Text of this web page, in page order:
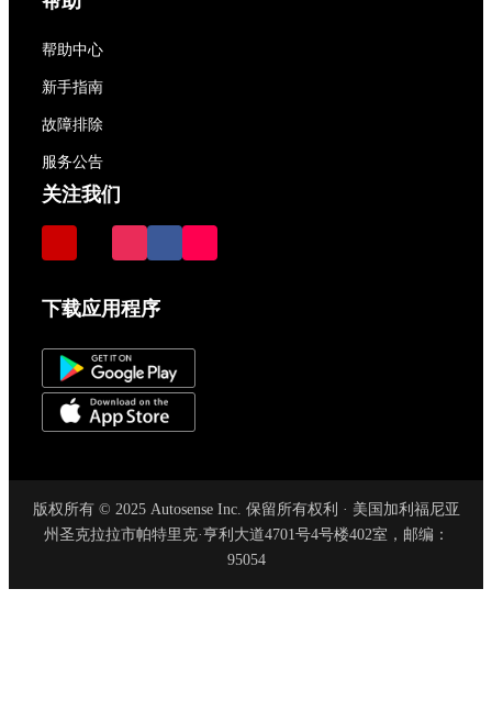
帮助中心
新手指南
故障排除
服务公告
关注我们
下载应用程序
版权所有 © 2025 Autosense Inc. 保留所有权利 · 美国加利福尼亚
州圣克拉拉市帕特里克·亨利大道4701号4号楼402室，邮编：
95054